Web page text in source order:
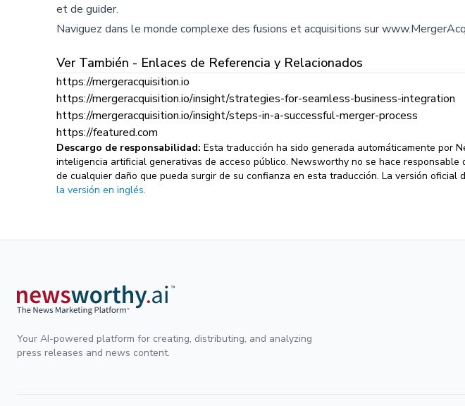
et de guider.
Naviguez dans le monde complexe des fusions et acquisitions sur
Ver También - Enlaces de Referencia y Relacionados
https://mergeracquisition.io
https://mergeracquisition.io/insight/strategies-for-seamless-business-integration
https://mergeracquisition.io/insight/steps-in-a-successful-merger-process
https://featured.com
Descargo de responsabilidad: Esta traducción ha sido generada automáticamente por
inteligencia artificial generativas de acceso público. Newsworthy no se hace responsable
de cualquier daño que pueda surgir de su confianza en esta traducción. La versión oficial
la versión en inglés.
Your AI-powered platform for creating, distributing, and analyzing
press releases and news content.